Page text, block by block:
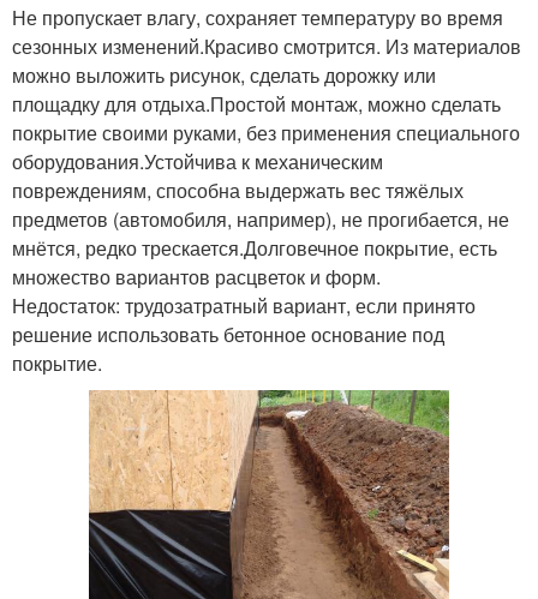
Не пропускает влагу, сохраняет температуру во время
сезонных изменений.Красиво смотрится. Из материалов
можно выложить рисунок, сделать дорожку или
площадку для отдыха.Простой монтаж, можно сделать
покрытие своими руками, без применения специального
оборудования.Устойчива к механическим
повреждениям, способна выдержать вес тяжёлых
предметов (автомобиля, например), не прогибается, не
мнётся, редко трескается.Долговечное покрытие, есть
множество вариантов расцветок и форм.
Недостаток: трудозатратный вариант, если принято
решение использовать бетонное основание под
покрытие.